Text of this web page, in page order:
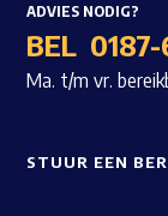
ADVIES NODIG?
BEL
Ma. t/m vr.
STUUR EEN